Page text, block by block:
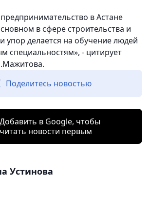
в Астане
в сфере строительства и
упор делается на обучение людей
специальностям», - цитирует
Поделитесь новостью
Добавить в Google, чтобы
читать новости первым
Устинова